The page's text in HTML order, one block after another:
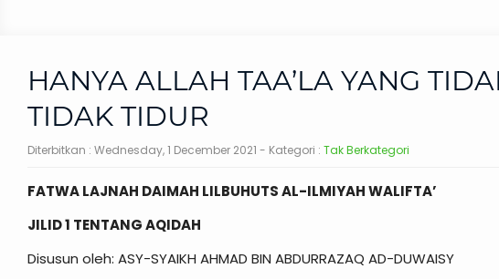
HANYA ALLAH TAA’LA YANG
TIDAK TIDUR
Diterbitkan : Wednesday, 1 December 2021 - Kategori : Tak Berkategori
FATWA LAJNAH DAIMAH LILBUHUTS AL-ILMIYAH WALIFTA’
JILID 1 TENTANG AQIDAH
Disusun oleh: ASY-SYAIKH AHMAD BIN ABDURRAZAQ AD-DUWAISY